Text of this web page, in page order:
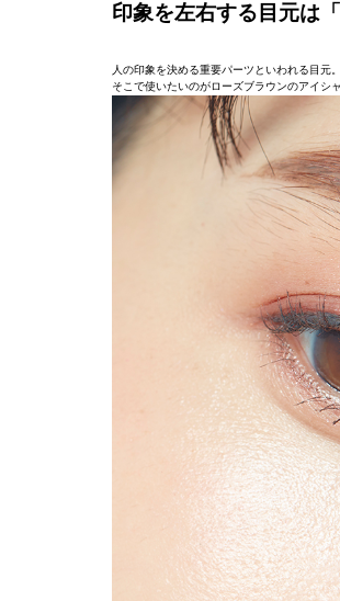
印象を左右する目元は
人の印象を決める重要パーツといわれる目元
そこで使いたいのがローズブラウンのアイシ